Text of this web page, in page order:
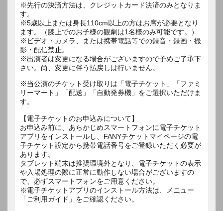
※先行の決済方法は、クレジットカード決済のみとなりま
す。
※5歳以上または身長110cm以上の方はお席が必要となり
ます。（膝上でのお子様の観劇は1名様のみ可能です。）
※ビデオ・カメラ、または携帯電話等での録音・録画・撮
影・配信禁止。
※出演者は変更になる場合がございますので予めご了承下
さい。尚、変更に伴う払戻しは行いません。
※当公演のチケット受け取りは「電子チケット」「ファミ
リーマート」「配送」「自動発券機」をご選択いただけま
す。
【電子チケットのお申込みについて】
お申込み前に、あらかじめスマートフォンに電子チケット
アプリをインストールし、FANYチケットマイページの電
子チケット設定から携帯電話番号をご登録いただく必要が
あります。
タブレット端末は推奨環境外となり、電子チケットの表示
や入場処理の際に正常に動作しない場合がございますの
で、必ずスマートフォンをご用意ください。
※電子チケットアプリのインストール方法は、メニュー
「ご利用ガイド」をご確認ください。